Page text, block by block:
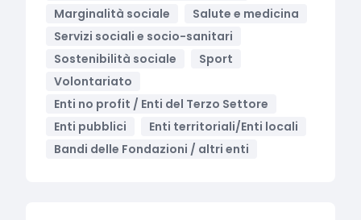
Marginalità sociale
Salute e medicina
Servizi sociali e socio-sanitari
Sostenibilità sociale
Sport
Volontariato
Enti no profit / Enti del Terzo Settore
Enti pubblici
Enti territoriali/Enti locali
Bandi delle Fondazioni / altri enti